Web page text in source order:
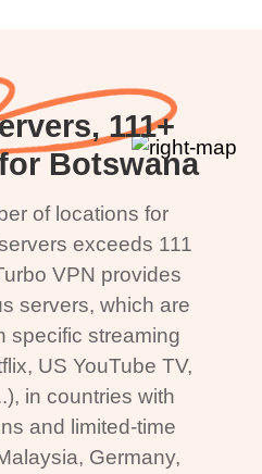
111+
Botswana
of locations for
exceeds 111
VPN provides
servers, which are
specific streaming
US YouTube TV,
in countries with
and limited-time
Germany,